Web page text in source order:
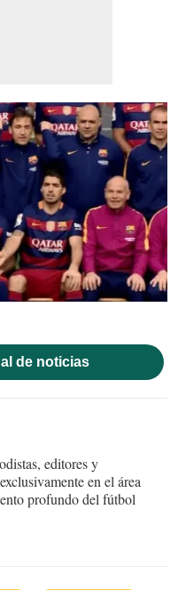
de noticias
editores y
en el área
profundo del fútbol